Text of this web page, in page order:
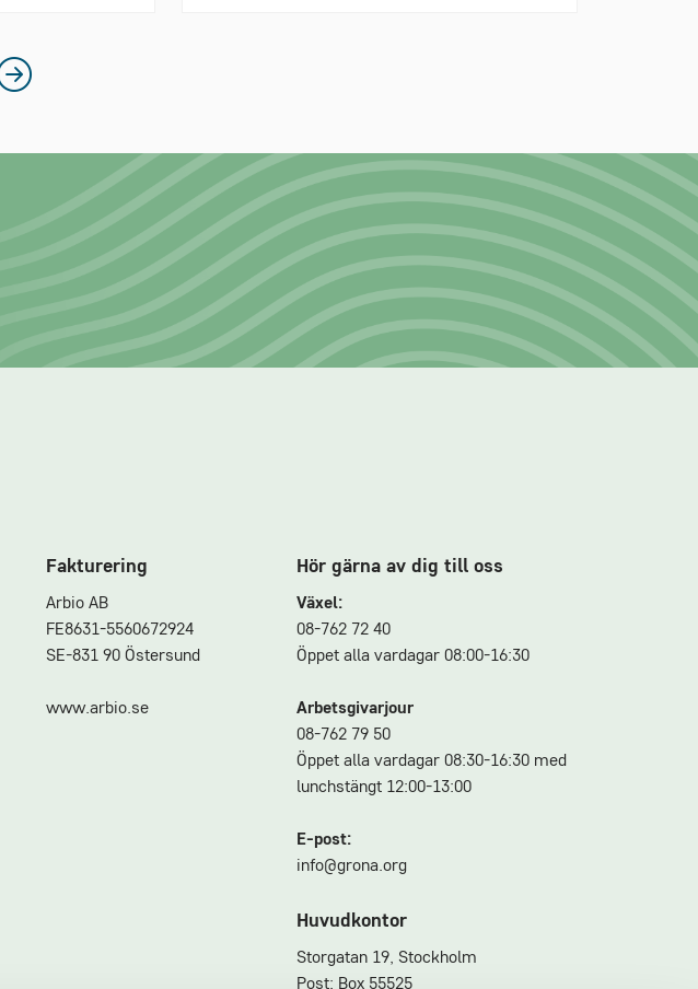
Fakturering
Arbio AB
FE8631-5560672924
SE-831 90 Östersund
www.arbio.se
Hör gärna av dig till oss
Växel:
08-762 72 40
Öppet alla vardagar 08:00-16:30
Arbetsgivarjour
08-762 79 50
Öppet alla vardagar 08:30-16:30 med
lunchstängt 12:00-13:00
E-post:
info@grona.org
Huvudkontor
Storgatan 19, Stockholm
Post: Box 55525